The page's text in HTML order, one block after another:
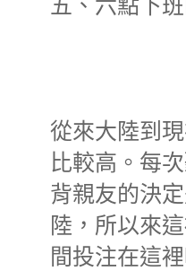
五、六點下
從來大陸到
比較高。每
背親友的決
陸，所以來
間投注在這